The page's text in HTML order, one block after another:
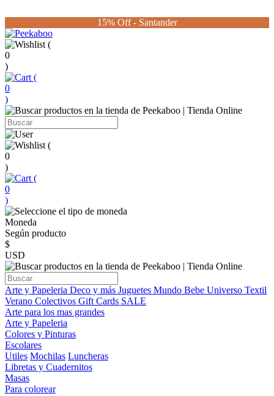
15% Off - Santander
(
0
)
(
0
)
(
0
)
(
0
)
Moneda
Según producto
$
USD
Arte y Papeleria Deco y más Juguetes Mundo Bebe Universo Textil
Verano Colectivos Gift Cards SALE
Arte para los mas grandes
Arte y Papeleria
Colores y Pinturas
Escolares
Utiles Mochilas Luncheras
Libretas y Cuadernitos
Masas
Para colorear